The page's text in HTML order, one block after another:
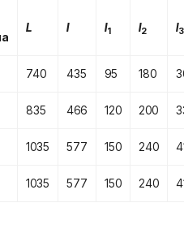
L l l1 l2 l3
740 435 95 180
835 466 120 200
1035 577 150 240
1035 577 150 240